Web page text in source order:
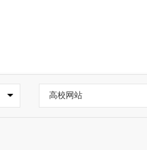
高校网站